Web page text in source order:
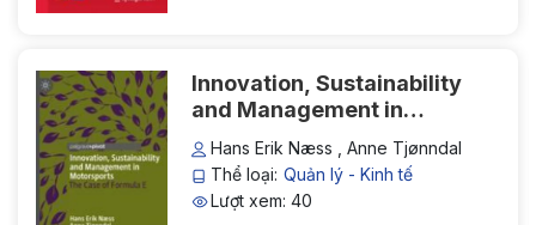
Innovation, Sustainability
and Management in
Motorsports: The Case of
Formula E
Hans Erik Næss , Anne Tjønndal
Thể loại: Quản lý - Kinh tế
Lượt xem: 40